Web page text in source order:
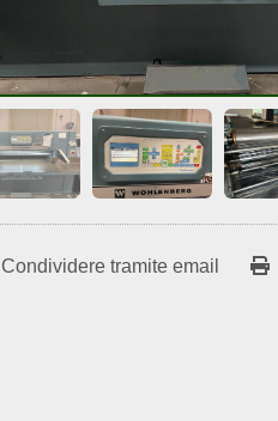
Condividere tramite email